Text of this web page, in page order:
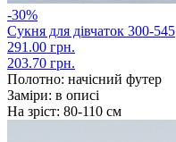
-30%
Сукня для дівчаток 300-545
291.00 грн.
203.70 грн.
Полотно: начісний футер
Заміри: в описі
На зріст: 80-110 см